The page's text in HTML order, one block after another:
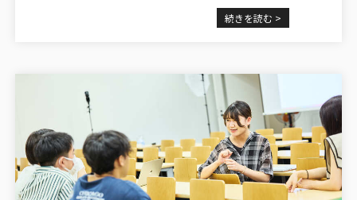
続きを読む >